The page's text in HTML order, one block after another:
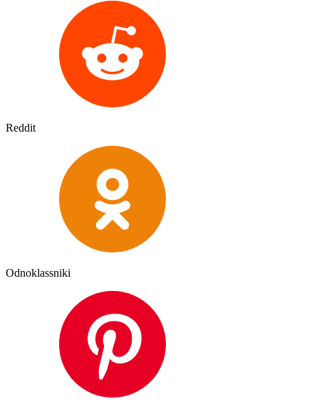
Reddit
Odnoklassniki